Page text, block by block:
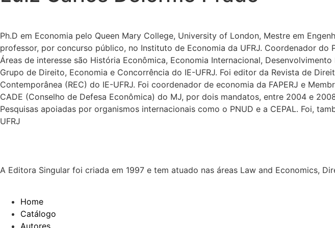
Ph.D em Economia pelo Queen Mary College, University of London, Mestre em
professor, por concurso público, no Instituto de Economia da UFRJ. Coordenador
Áreas de interesse são História Econômica, Economia Internacional,
Grupo de Direito, Economia e Concorrência do IE-UFRJ. Foi editor da Revista de
Contemporânea (REC) do IE-UFRJ. Foi coordenador de economia da FAPERJ e
CADE (Conselho de Defesa Econômica) do MJ, por dois mandatos, entre 2004 e
Pesquisas apoiadas por organismos internacionais como o PNUD e a CEPAL. Foi,
UFRJ
A Editora Singular foi criada em 1997 e tem atuado nas áreas Law and Economics,
Home
Catálogo